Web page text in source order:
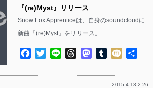
『(re)Myst』リリース
Snow Fox Apprenticeは、自身のsoundcloudに
新曲『(re)Myst』をリリース。
Facebook
TwitterLine ThreadsMastodon
Tumblr
Mixi
2015.4.13 2:26